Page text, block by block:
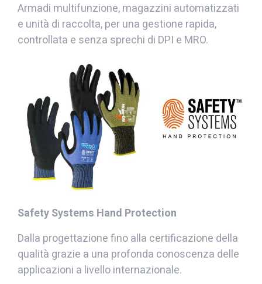
Armadi multifunzione, magazzini automatizzati
e unità di raccolta, per una gestione rapida,
controllata e senza sprechi di DPI e MRO.
Safety Systems Hand Protection
Dalla progettazione fino alla certificazione della
qualità grazie a una profonda conoscenza delle
applicazioni a livello internazionale.